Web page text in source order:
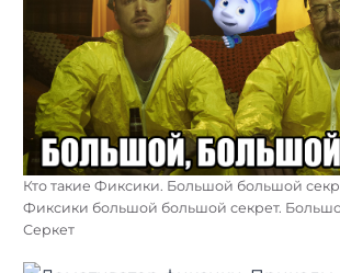
Кто такие Фиксики. Большой большой
Фиксики большой большой секрет.
Серкет